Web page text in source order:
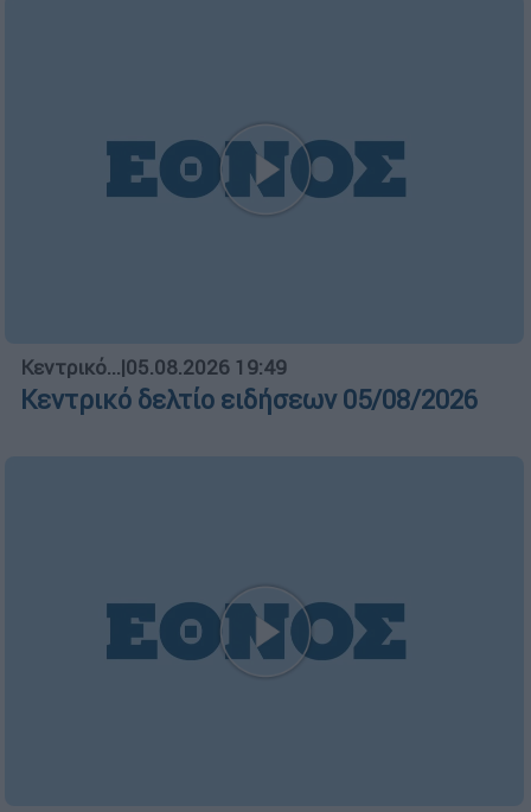
Ώρα Ελλάδος...| 05.08.2026 13:36
Ώρα Ελλάδος 05/08/2026
Ώρα Ελλάδος 06/08/2026
04.08.2026 11:07